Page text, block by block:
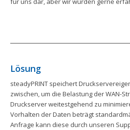
Lösung
steadyPRINT speichert
zwischen, um die Belastung der WAN-
Druckserver weitestgehend zu
Vorhalten der Daten beträgt
Anfrage kann diese durch unseren